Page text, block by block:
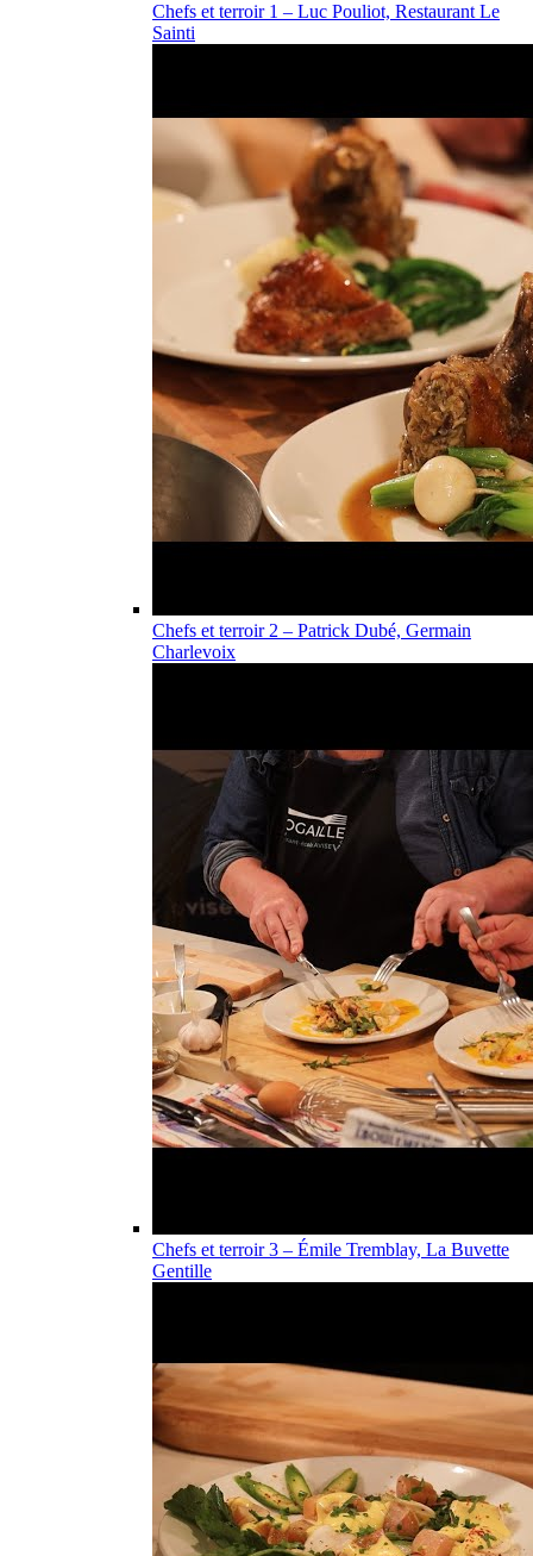
Chefs et terroir 1 – Luc Pouliot, Restaurant Le
Sainti
Chefs et terroir 2 – Patrick Dubé, Germain
Charlevoix
Chefs et terroir 3 – Émile Tremblay, La Buvette
Gentille